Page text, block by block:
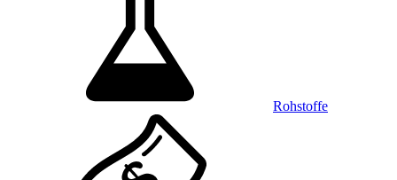
Rohstoffe